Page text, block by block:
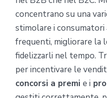
concentrano su una
stimolare i consumatori
frequenti, migliorare la
fidelizzarli nel tempo.
per incentivare le
concorsi a premi e i